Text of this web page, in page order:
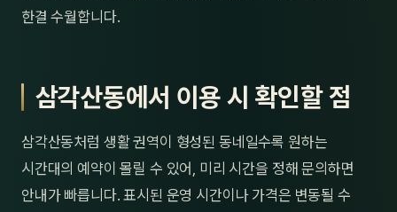
한결 수월합니다.
삼각산동에서 이용 시 확인할 점
삼각산동처럼 생활 권역이 형성된 동네일수록 원하는
시간대의 예약이 몰릴 수 있어, 미리 시간을 정해 문의하면
안내가 빠릅니다. 표시된 운영 시간이나 가격은 변동될 수